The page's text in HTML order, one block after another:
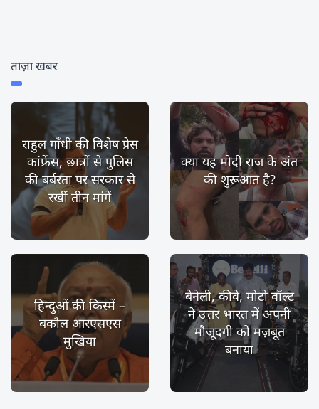
ताज़ा खबर
राहुल गाँधी की विशेष प्रेस
कांफ्रेंस, छात्रों से पुलिस
की बर्बरता पर सरकार से
रखीं तीन मांगें
क्या यह मोदी राज के अंत
की शुरूआत है?
हिन्दुओं की किस्में –
बकौल आरएसएस
मुखिया
बेनेली, कीवे, मोटो वॉल्ट
ने उत्तर भारत में अपनी
मौजूदगी को मज़बूत
बनाया